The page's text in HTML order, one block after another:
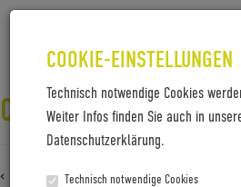
COOKIE-EINSTELLUNGEN
Technisch notwendige Cookies
Weiter Infos finden Sie auch in
Datenschutzerklärung.
Technisch notwendige Cookies
CW_TOBIAS-
‹ Zurück zuCW_Tobias-Seidel_PauPau-